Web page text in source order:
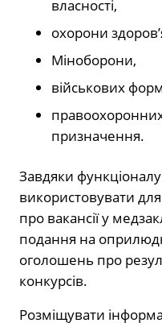
власності,
охорони
Міноборони,
військових
призначення.
Завдяки
використовувати
про вакансії у
подання на
оголошень про
конкурсів.
Розміщувати